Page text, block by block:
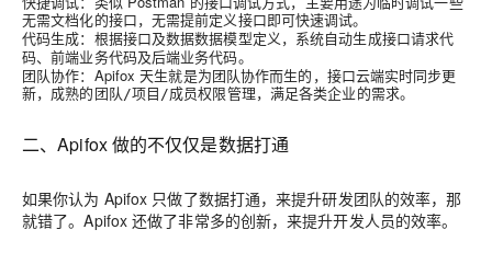
无需文档化的接口，无需提前定义接口即可快速调试。
代码生成：根据接口及数据数据模型定义，系统自动生成接口请求代
码、前端业务代码及后端业务代码。
团队协作：Apifox 天生就是为团队协作而生的，接口云端实时同步更
新，成熟的 团队/项目/成员权限管理，满足各类企业的需求。
二、Apifox 做的不仅仅是数据打通
如果你认为 Apifox 只做了数据打通，来提升研发团队的效率，那
就错了。Apifox 还做了非常多的创新，来提升开发人员的效率。